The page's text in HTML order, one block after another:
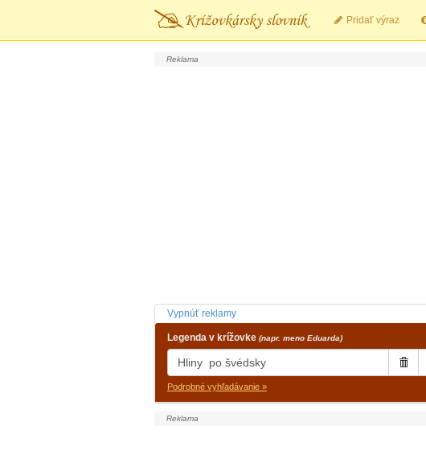
Pridať výraz
Vypnúť reklamy
Legenda v krížovke (napr. meno Eduarda)
Podrobné vyhľadávanie »